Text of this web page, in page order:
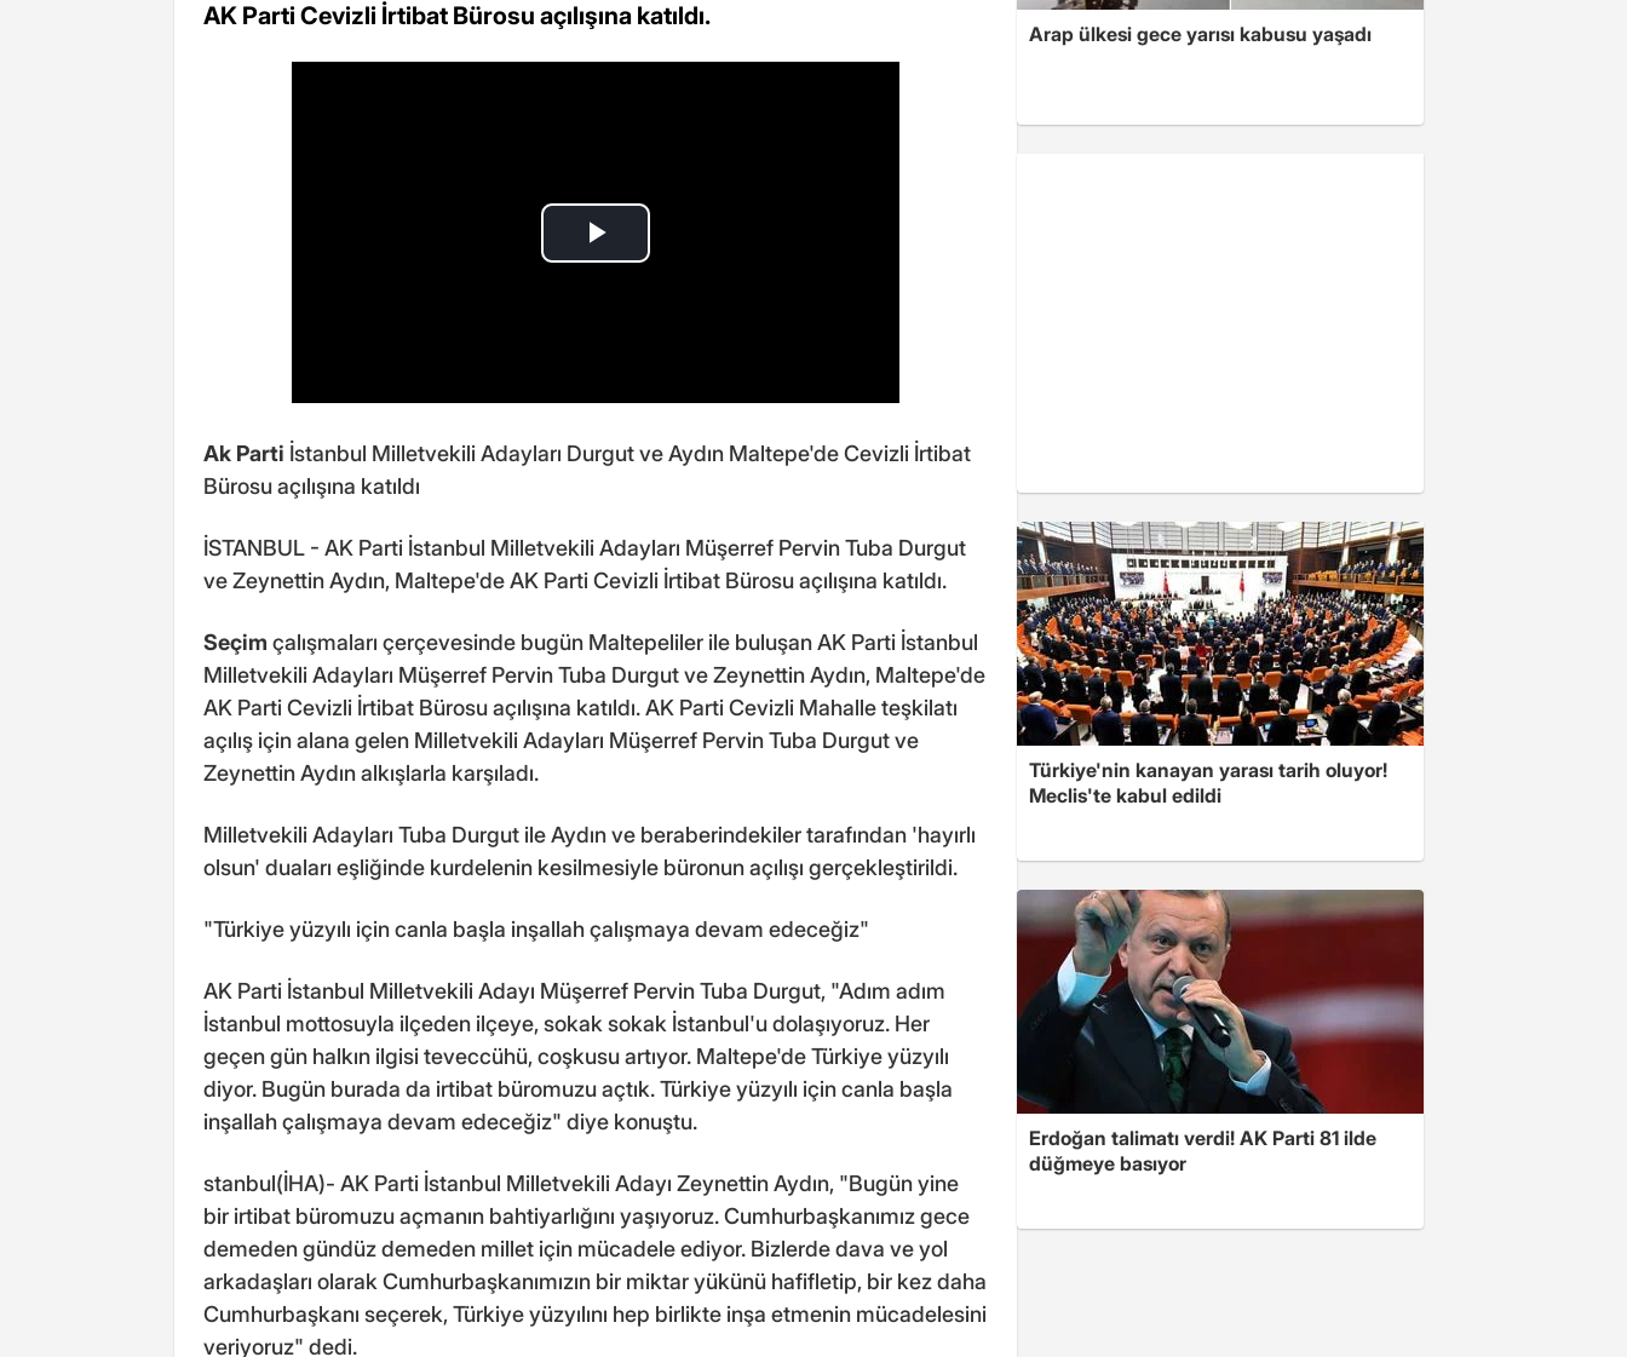
AK Parti Cevizli İrtibat Bürosu açılışına katıldı.
Ak Parti İstanbul Milletvekili Adayları Durgut ve Aydın Maltepe'de Cevizli İrtibat
Bürosu açılışına katıldı
İSTANBUL - AK Parti İstanbul Milletvekili Adayları Müşerref Pervin Tuba Durgut
ve Zeynettin Aydın, Maltepe'de AK Parti Cevizli İrtibat Bürosu açılışına katıldı.
Seçim çalışmaları çerçevesinde bugün Maltepeliler ile buluşan AK Parti İstanbul
Milletvekili Adayları Müşerref Pervin Tuba Durgut ve Zeynettin Aydın, Maltepe'de
AK Parti Cevizli İrtibat Bürosu açılışına katıldı. AK Parti Cevizli Mahalle teşkilatı
açılış için alana gelen Milletvekili Adayları Müşerref Pervin Tuba Durgut ve
Zeynettin Aydın alkışlarla karşıladı.
Milletvekili Adayları Tuba Durgut ile Aydın ve beraberindekiler tarafından 'hayırlı
olsun' duaları eşliğinde kurdelenin kesilmesiyle büronun açılışı gerçekleştirildi.
"Türkiye yüzyılı için canla başla inşallah çalışmaya devam edeceğiz"
AK Parti İstanbul Milletvekili Adayı Müşerref Pervin Tuba Durgut, "Adım adım
İstanbul mottosuyla ilçeden ilçeye, sokak sokak İstanbul'u dolaşıyoruz. Her
geçen gün halkın ilgisi teveccühü, coşkusu artıyor. Maltepe'de Türkiye yüzyılı
diyor. Bugün burada da irtibat büromuzu açtık. Türkiye yüzyılı için canla başla
inşallah çalışmaya devam edeceğiz" diye konuştu.
stanbul(İHA)- AK Parti İstanbul Milletvekili Adayı Zeynettin Aydın, "Bugün yine
bir irtibat büromuzu açmanın bahtiyarlığını yaşıyoruz. Cumhurbaşkanımız gece
demeden gündüz demeden millet için mücadele ediyor. Bizlerde dava ve yol
arkadaşları olarak Cumhurbaşkanımızın bir miktar yükünü hafifletip, bir kez daha
Cumhurbaşkanı seçerek, Türkiye yüzyılını hep birlikte inşa etmenin mücadelesini
veriyoruz" dedi.
Arap ülkesi gece yarısı kabusu yaşadı
Türkiye'nin kanayan yarası tarih oluyor!
Meclis'te kabul edildi
Erdoğan talimatı verdi! AK Parti 81 ilde
düğmeye basıyor